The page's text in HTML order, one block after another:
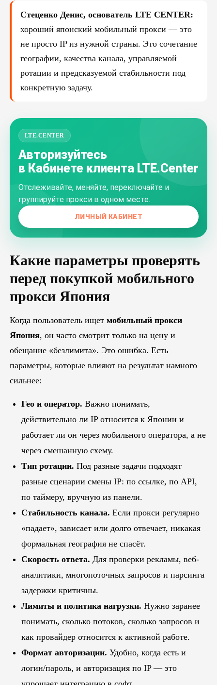
Стеценко Денис, основатель LTE CENTER:
хороший японский мобильный прокси — это
не просто IP из нужной страны. Это сочетание
географии, качества канала, управляемой
ротации и предсказуемой стабильности под
конкретную задачу.
LTE.CENTER
Авторизуйтесь
в Кабинете клиента LTE.Center
Отслеживайте, меняйте, переключайте и
группируйте прокси в одном месте.
ЛИЧНЫЙ КАБИНЕТ
Какие параметры проверять
перед покупкой мобильного
прокси Япония
Когда пользователь ищет мобильный прокси
Япония, он часто смотрит только на цену и
обещание «безлимита». Это ошибка. Есть
параметры, которые влияют на результат намного
сильнее:
Гео и оператор. Важно понимать,
действительно ли IP относится к Японии и
работает ли он через мобильного оператора, а не
через смешанную схему.
Тип ротации. Под разные задачи подходят
разные сценарии смены IP: по ссылке, по API,
по таймеру, вручную из панели.
Стабильность канала. Если прокси регулярно
«падает», зависает или долго отвечает, никакая
формальная география не спасёт.
Скорость ответа. Для проверки рекламы, веб-
аналитики, многопоточных запросов и парсинга
задержки критичны.
Лимиты и политика нагрузки. Нужно заранее
понимать, сколько потоков, сколько запросов и
как провайдер относится к активной работе.
Формат авторизации. Удобно, когда есть и
логин/пароль, и авторизация по IP — это